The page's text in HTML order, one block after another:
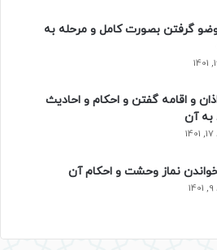
گرفتن بصورت کامل و مرحله به
و اقامه گفتن و احکام و احادیث
به آن
نماز وحشت و احکام آن